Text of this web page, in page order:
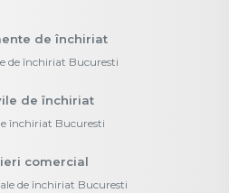
de închiriat
de închiriat Bucuresti
de închiriat
închiriat Bucuresti
comercial
de închiriat Bucuresti